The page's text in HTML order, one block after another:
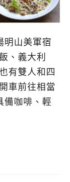
明山美軍宿
、義大利
有雙人和四
車前往相當
備咖啡、輕